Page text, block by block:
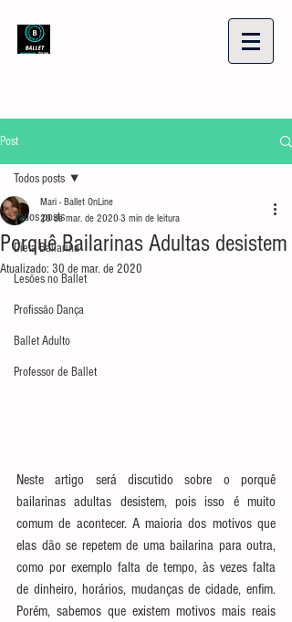
Post
Todos posts
Dieta Bailarina
Lesões no Ballet
Profissão Dança
Ballet Adulto
Professor de Ballet
Todos posts
Porquê Bailarinas Adultas desistem
Mari - Ballet OnLine
20 de mar. de 2020 3 min de leitura
Atualizado: 30 de mar. de 2020
Neste artigo será discutido sobre o porquê
bailarinas adultas desistem, pois isso é muito
comum de acontecer. A maioria dos motivos que
elas dão se repetem de uma bailarina para outra,
como por exemplo falta de tempo, às vezes falta
de dinheiro, horários, mudanças de cidade, enfim.
Porém, sabemos que existem motivos mais reais